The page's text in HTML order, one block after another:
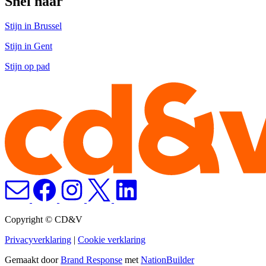
Stijn in Brussel
Stijn in Gent
Stijn op pad
Copyright © CD&V
Privacyverklaring | Cookie verklaring
Gemaakt doorBrand Response metNationBuilder